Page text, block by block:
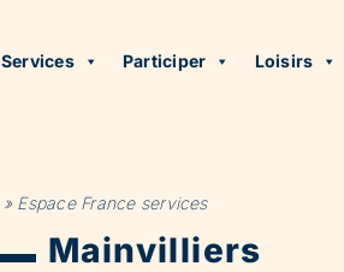
Services Participer Loisirs
Espace France services
Mainvilliers